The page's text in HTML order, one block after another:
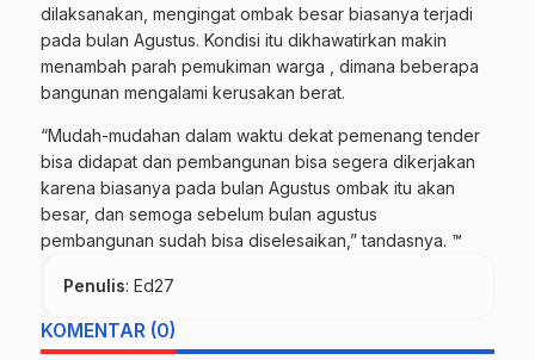
dilaksanakan, mengingat ombak besar biasanya terjadi
pada bulan Agustus. Kondisi itu dikhawatirkan makin
menambah parah pemukiman warga , dimana beberapa
bangunan mengalami kerusakan berat.
“Mudah-mudahan dalam waktu dekat pemenang tender
bisa didapat dan pembangunan bisa segera dikerjakan
karena biasanya pada bulan Agustus ombak itu akan
besar, dan semoga sebelum bulan agustus
pembangunan sudah bisa diselesaikan,” tandasnya. ™
Penulis: Ed27
KOMENTAR (0)